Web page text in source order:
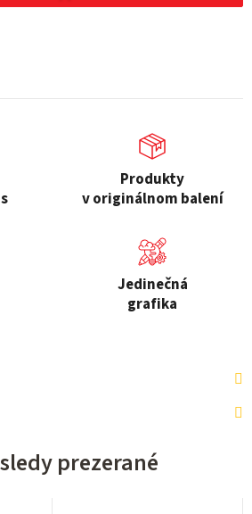
Produkty
v originálnom balení
Jedinečná
grafika
prezerané